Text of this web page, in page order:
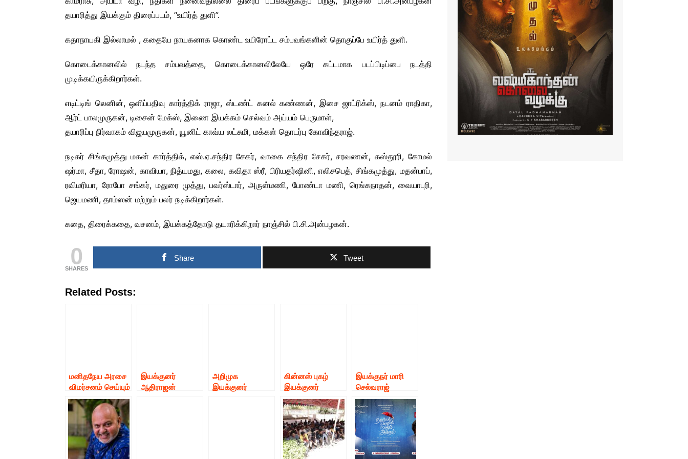
COMMERCIAL NEWS
CHINNA THIRAI NEWS
SPORTS NEWS
ஆன்மீகம் & ராசிபலன்
தயாரித்து இயக்கும் திரைப்படம், “உயிர்த் துளி”.
கதாநாயகி இல்லாமல் , கதையே நாயகனாக கொண்ட உயிரோட்ட சம்பவங்களின் தொகுப்பே உயிர்த் துளி.
கொடைக்கானலில் நடந்த சம்பவத்தை, கொடைக்கானலிலேயே ஒரே கட்டமாக படப்பிடிப்பை நடத்தி
முடிக்கயிருக்கிறார்கள்.
எடிட்டிங் லெனின், ஒளிப்பதிவு கார்த்திக் ராஜா, ஸ்டண்ட் கனல் கண்ணன், இசை ஜாட்ரிக்ஸ், நடனம் ராதிகா,
ஆர்ட் பாலமுருகன், டிசைன் மேக்ஸ், இணை இயக்கம் செல்வம் அய்யம் பெருமாள்,
தயாரிப்பு நிர்வாகம் விஜயமுருகன், யூனிட் காவ்ய லட்சுமி, மக்கள் தொடர்பு கோவிந்தராஜ்.
நடிகர் சிங்கமுத்து மகன் கார்த்திக், எஸ்.ஏ.சந்திர சேகர், வாகை சந்திர சேகர், சரவணன், கஸ்தூரி, கோமல்
ஷர்மா, சீதா, ரோஷன், காவியா, நித்யமது, கலை, கவிதா ஸ்ரீ, பிரியதர்ஷினி, எலிசபெத், சிங்கமுத்து, மதன்பாப்,
ரவிமரியா, ரோபோ சங்கர், மதுரை முத்து, பவர்ஸ்டார், அருள்மணி, போண்டா மணி, ரெங்கநாதன், வையாபுரி,
ஜெயமணி, தாம்ஸன் மற்றும் பலர் நடிக்கிறார்கள்.
கதை, திரைக்கதை, வசனம், இயக்கத்தோடு தயாரிக்கிறார் நாஞ்சில் பி.சி.அன்பழகன்.
0
SHARES
Share Tweet
Related Posts:
மனிதநேய அரசை
விமர்சனம் செய்யும்
நன்றி மறந்த
திரைப்பட
தொழிலாளர்கள்
சம்மேளனத்தின்
தலைவர்
ஆர்.கே.செல்வம
இயக்குனர்
ஆதிராஜன்
அறிமுக
இயக்குனர்
கின்னஸ் புகழ்
இயக்குனர்
பாபுகணேஷ் தனது
சொந்த பேனரில்
தயாரித்து
இயக்கும் அதிரடி
ஆக்ஷன்
திரைப்படம் ‘370’.
இயக்குநர் மாரி
செல்வராஜ்
தயாரித்து,
இயக்கும், “வாழை”
திரைப்படம் இன்று
இனிதே
துவங்கியது !